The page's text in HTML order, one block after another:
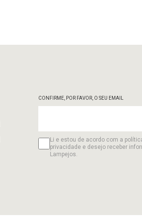
CONFIRME, POR FAVOR, O SEU EMAIL
Li e estou de acordo com a
privacidade e desejo receber
Lampejos.